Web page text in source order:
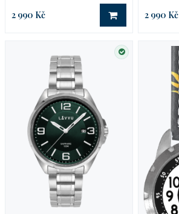
2 990 Kč DO KOŠÍKU
2 990 Kč
SKLADEM